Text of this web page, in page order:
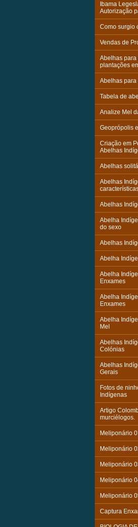
Ibama
Autorização
Como surgio
Vendas de
Abelhas para
plantações
Abelhas para
Tabela de
Analize Mel
Geoprópolis
Criação em
Abelhas
Abelhas
Abelhas
Abelhas
Abelha
do sexo
Abelhas
Abelha
Abelha
Enxames
Abelha
Enxames
Abelha
Mel
Abelhas
Colónias
Abelhas
Gerais
Fotos de
Indígenas
Artigo
murciélogos.
Meliponário
Meliponário
Meliponário
Meliponário
Meliponário
Captura